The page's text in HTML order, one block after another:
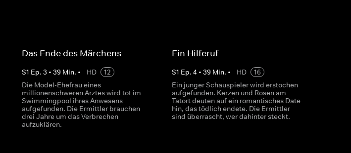
Das Ende des Märchens
S1 Ep. 3 • 39Min. • HD
12
Die Model-Ehefrau eines
millionenschweren Arztes wird tot im
Swimmingpool ihres Anwesens
aufgefunden. Die Ermittler brauchen
drei Jahre um das Verbrechen
aufzuklären.
Ein Hilferuf
S1 Ep. 4 • 39Min. • HD
16
Ein junger Schauspieler wird erstochen
aufgefunden. Kerzen und Rosen am
Tatort deuten auf ein romantisches Date
hin, das tödlich endete. Die Ermittler
sind überrascht, wer dahinter steckt.